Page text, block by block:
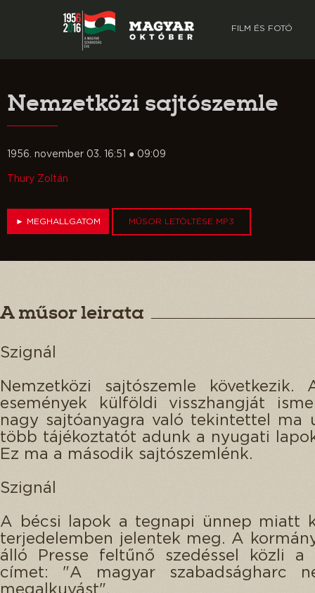
FILM ÉS FOTÓ
Nemzetközi sajtószemle
1956. november 03. 16:51 ● 09:09
Thury Zoltán
► MEGHALLGATOM MŰSOR LETÖLTÉSE MP3
A műsor leirata
Szignál
Nemzetközi sajtószemle következik.
események külföldi visszhangját
nagy sajtóanyagra való tekintettel ma
több tájékoztatót adunk a nyugati
Ez ma a második sajtószemlénk.
Szignál
A bécsi lapok a tegnapi ünnep miatt
terjedelemben jelentek meg. A
álló Presse feltűnő szedéssel közli a
címet: "A magyar szabadságharc
megalkuvást".